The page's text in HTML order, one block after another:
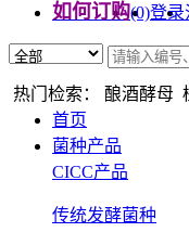
如何订购(0)登录
热门检索： 酿酒酵母
首页
菌种产品
CICC产品
传统发酵菌种